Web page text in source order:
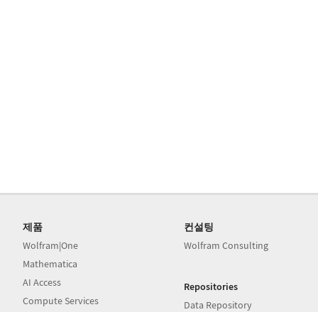
제품
Wolfram|One
Mathematica
AI Access
Compute Services
컨설팅
Wolfram Consulting
Repositories
Data Repository